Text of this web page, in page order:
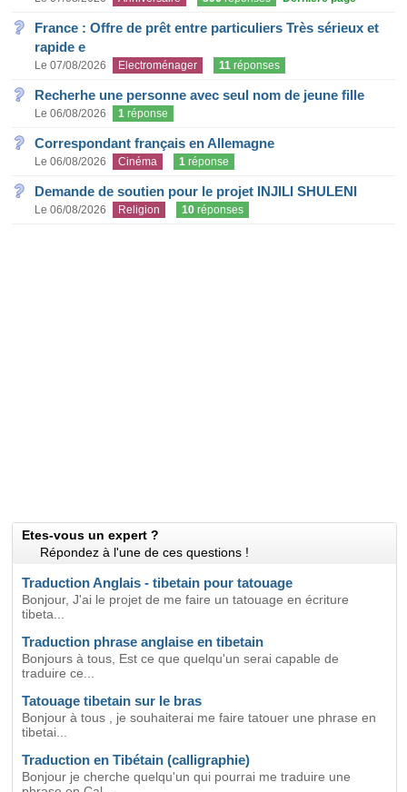
France : Offre de prêt entre particuliers Très sérieux et
rapide e
Le 07/08/2026 Electroménager 11 réponses
Recherhe une personne avec seul nom de jeune fille
Le 06/08/2026 1 réponse
Correspondant français en Allemagne
Le 06/08/2026 Cinéma 1 réponse
Demande de soutien pour le projet INJILI SHULENI
Le 06/08/2026 Religion 10 réponses
Etes-vous un expert ?
Répondez à l'une de ces questions !
Traduction Anglais - tibetain pour tatouage
Bonjour, J'ai le projet de me faire un tatouage en écriture
tibeta...
Traduction phrase anglaise en tibetain
Bonjours à tous, Est ce que quelqu'un serai capable de
traduire ce...
Tatouage tibetain sur le bras
Bonjour à tous , je souhaiterai me faire tatouer une phrase en
tibetai...
Traduction en Tibétain (calligraphie)
Bonjour je cherche quelqu'un qui pourrai me traduire une